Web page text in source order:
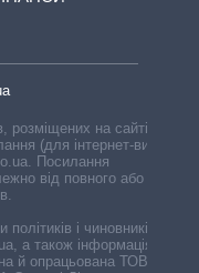
розміщених на сайті,
(для інтернет-видань
Посилання
від повного або
і чиновників,
а також інформація про
й опрацьована ТОВ «ІА